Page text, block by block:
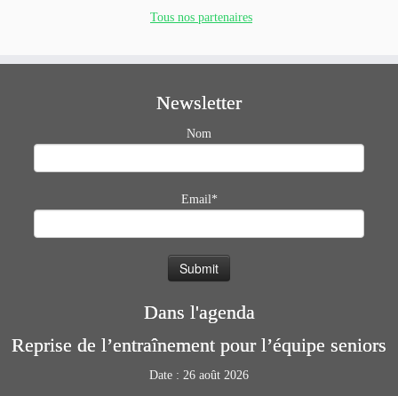
Tous nos partenaires
Newsletter
Nom
Email*
Dans l'agenda
Reprise de l’entraînement pour l’équipe seniors
Date : 26 août 2026